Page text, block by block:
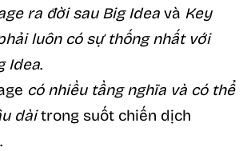
ra đời sau Big Idea và Key
luôn có sự thống nhất với
Idea.
có nhiều tầng nghĩa và có thể
dàitrong suốt chiến dịch